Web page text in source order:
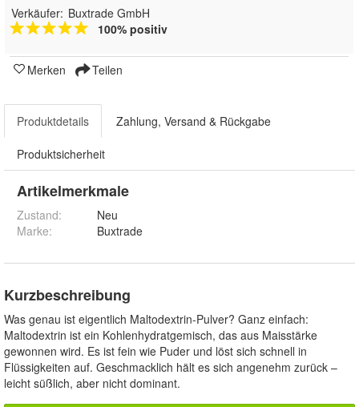
Verkäufer: Buxtrade GmbH
100% positiv
Merken Teilen
Produktdetails Zahlung, Versand & Rückgabe
Produktsicherheit
Artikelmerkmale
Zustand:
Neu
Marke:
Buxtrade
Kurzbeschreibung
Was genau ist eigentlich Maltodextrin-Pulver? Ganz einfach:
Maltodextrin ist ein Kohlenhydratgemisch, das aus Maisstärke
gewonnen wird. Es ist fein wie Puder und löst sich schnell in
Flüssigkeiten auf. Geschmacklich hält es sich angenehm zurück –
leicht süßlich, aber nicht dominant.